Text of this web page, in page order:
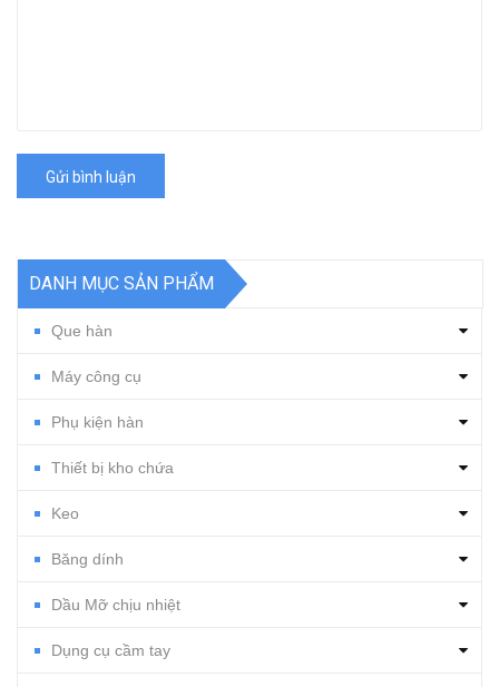
Gửi bình luận
DANH MỤC SẢN PHẨM
Que hàn
Máy công cụ
Phụ kiện hàn
Thiết bị kho chứa
Keo
Băng dính
Dầu Mỡ chịu nhiệt
Dụng cụ cầm tay